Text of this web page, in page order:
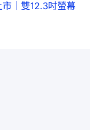
｜雙12.3吋螢幕